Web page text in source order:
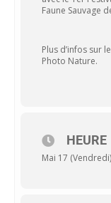
Faune Sauvage
Plus d’infos sur
Photo Nature.
HEURE
Mai 17